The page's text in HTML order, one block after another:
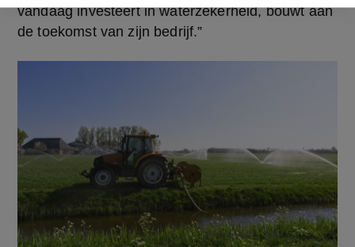
vandaag investeert in waterzekerheid, bouwt aan
de toekomst van zijn bedrijf.”